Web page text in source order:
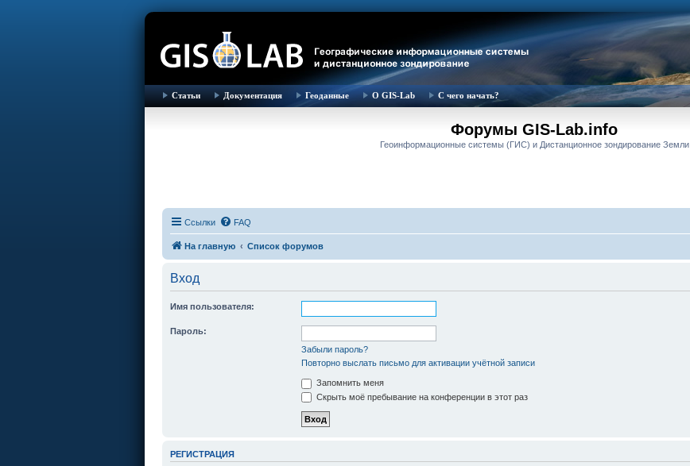
Статьи Документация Геоданные О GIS-Lab С чего начать?
Форумы GIS-Lab.info
Геоинформационные системы (ГИС) и Дистанционное зондирование Земли
Ссылки FAQ
На главную Список форумов
Вход
Имя пользователя:
Пароль:
Забыли пароль?
Повторно выслать письмо для активации учётной записи
Запомнить меня
Скрыть моё пребывание на конференции в этот раз
РЕГИСТРАЦИЯ